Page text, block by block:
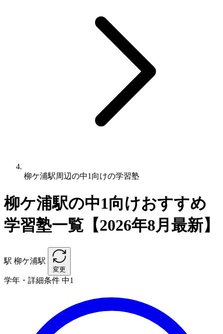
柳ケ浦駅周辺の中1向けの学習塾
柳ケ浦駅の中1向けおすすめ
学習塾一覧【2026年8月最新】
駅 柳ケ浦駅
変更
学年・詳細条件 中1